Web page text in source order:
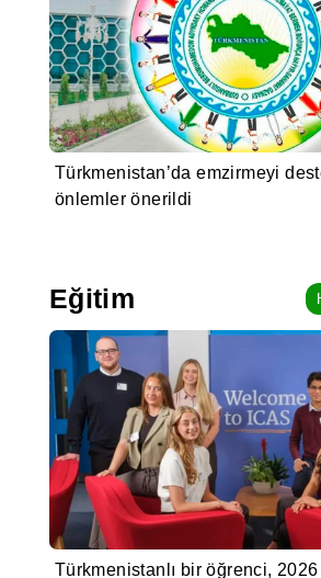
Türkmenistan’da emzirmeyi
önlemler önerildi
Eğitim
Türkmenistanlı bir öğrenci,